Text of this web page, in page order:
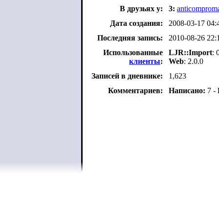
В друзьях у:
3:
Дата создания:
2008-03-17
Последняя запись:
2010-08-26
Использованные
клиенты:
LJR::Import:
Web: 2.0.0
Записей в дневнике:
1,623
Комментариев:
Написано: 7 -